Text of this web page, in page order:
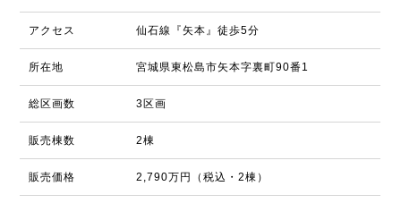
アクセス 仙石線『矢本』徒歩5分
所在地 宮城県東松島市矢本字裏町90番1
総区画数 3区画
販売棟数 2棟
販売価格 2,790万円（税込・2棟）